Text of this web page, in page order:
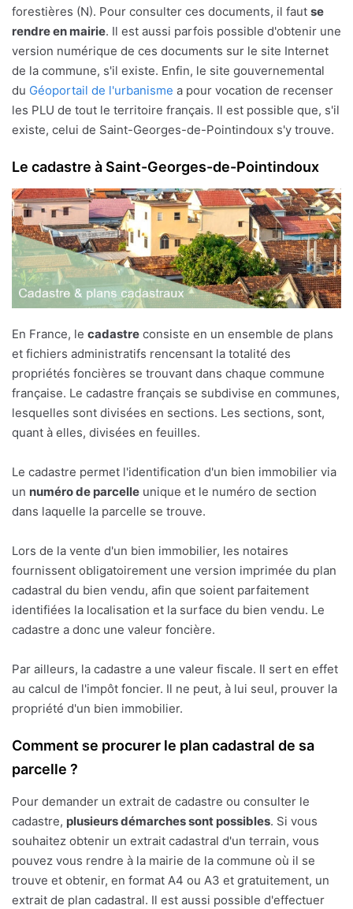
forestières (N). Pour consulter ces documents, il faut se
rendre en mairie. Il est aussi parfois possible d'obtenir une
version numérique de ces documents sur le site Internet
de la commune, s'il existe. Enfin, le site gouvernemental
du Géoportail de l'urbanisme a pour vocation de recenser
les PLU de tout le territoire français. Il est possible que, s'il
existe, celui de Saint-Georges-de-Pointindoux s'y trouve.
Le cadastre à Saint-Georges-de-Pointindoux
En France, le cadastre consiste en un ensemble de plans
et fichiers administratifs rencensant la totalité des
propriétés foncières se trouvant dans chaque commune
française. Le cadastre français se subdivise en communes,
lesquelles sont divisées en sections. Les sections, sont,
quant à elles, divisées en feuilles.
Le cadastre permet l'identification d'un bien immobilier via
un numéro de parcelle unique et le numéro de section
dans laquelle la parcelle se trouve.
Lors de la vente d'un bien immobilier, les notaires
fournissent obligatoirement une version imprimée du plan
cadastral du bien vendu, afin que soient parfaitement
identifiées la localisation et la surface du bien vendu. Le
cadastre a donc une valeur foncière.
Par ailleurs, la cadastre a une valeur fiscale. Il sert en effet
au calcul de l'impôt foncier. Il ne peut, à lui seul, prouver la
propriété d'un bien immobilier.
Comment se procurer le plan cadastral de sa
parcelle ?
Pour demander un extrait de cadastre ou consulter le
cadastre, plusieurs démarches sont possibles. Si vous
souhaitez obtenir un extrait cadastral d'un terrain, vous
pouvez vous rendre à la mairie de la commune où il se
trouve et obtenir, en format A4 ou A3 et gratuitement, un
extrait de plan cadastral. Il est aussi possible d'effectuer